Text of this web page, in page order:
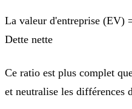
La valeur d'entreprise (EV)
Dette nette
Ce ratio est plus complet
et neutralise les différences